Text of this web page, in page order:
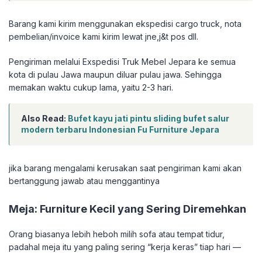
Barang kami kirim menggunakan ekspedisi cargo truck, nota
pembelian/invoice kami kirim lewat jne,j&t pos dll.
Pengiriman melalui Exspedisi Truk Mebel Jepara ke semua
kota di pulau Jawa maupun diluar pulau jawa. Sehingga
memakan waktu cukup lama, yaitu 2-3 hari.
Also Read: Bufet kayu jati pintu sliding bufet salur
modern terbaru Indonesian Fu Furniture Jepara
jika barang mengalami kerusakan saat pengiriman kami akan
bertanggung jawab atau menggantinya
Meja: Furniture Kecil yang Sering Diremehkan
Orang biasanya lebih heboh milih sofa atau tempat tidur,
padahal meja itu yang paling sering “kerja keras” tiap hari —